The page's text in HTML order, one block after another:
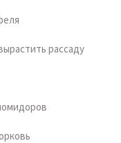
рассаду